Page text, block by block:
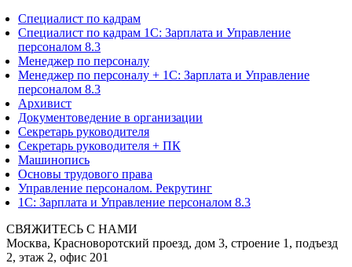
Специалист по кадрам
Специалист по кадрам 1С: Зарплата и Управление
персоналом 8.3
Менеджер по персоналу
Менеджер по персоналу + 1С: Зарплата и Управление
персоналом 8.3
Архивист
Документоведение в организации
Секретарь руководителя
Секретарь руководителя + ПК
Машинопись
Основы трудового права
Управление персоналом. Рекрутинг
1С: Зарплата и Управление персоналом 8.3
СВЯЖИТЕСЬ С НАМИ
Москва, Красноворотский проезд, дом 3, строение 1, подъезд
2, этаж 2, офис 201